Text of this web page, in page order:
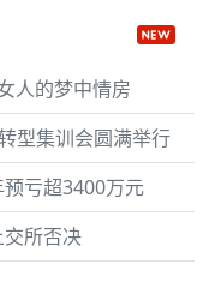
人的梦中情房
型集训会圆满举行
亏超3400万元
所否决